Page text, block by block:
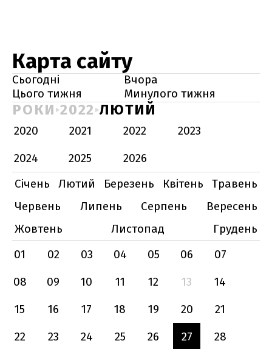
Карта сайту
Сьогодні
Вчора
Цього тижня
Минулого тижня
РОКИ 2022 ЛЮТИЙ
2020 2021 2022
2023
2024
2025
2026
Січень
Лютий Березень Квітень
Травень
Червень
Липень Серпень
Вересень
Жовтень
Листопад
Грудень
01
02 03 04 05 06
07
08
09 10 11 12 13
14
15
16 17 18 19 20
21
22
23 24 25 26 27 28